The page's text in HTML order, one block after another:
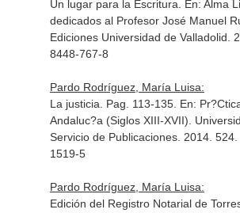
Un lugar para la Escritura. En: Alma
dedicados al Profesor José Manuel
Ediciones Universidad de Valladolid.
8448-767-8
Pardo Rodríguez, María Luisa:
La justicia. Pag. 113-135. En:
Andaluc?a (Siglos XIII-XVII) .
Servicio de Publicaciones. 2014.
1519-5
Pardo Rodríguez, María Luisa:
Edición del Registro Notarial de